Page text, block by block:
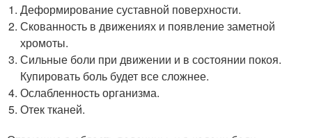
Деформирование суставной поверхности.
Скованность в движениях и появление заметной
хромоты.
Сильные боли при движении и в состоянии покоя.
Купировать боль будет все сложнее.
Ослабленность организма.
Отек тканей.